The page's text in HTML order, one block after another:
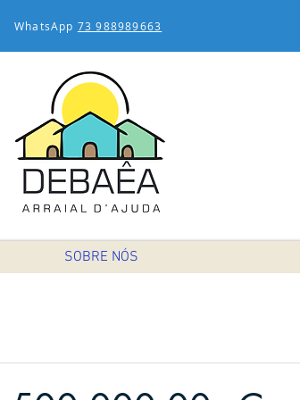
WhatsApp 73 988989663
SOBRE NÓS